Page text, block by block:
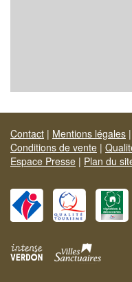
Contact | Mentions légales |
Conditions de vente |
Espace Presse | Plan du